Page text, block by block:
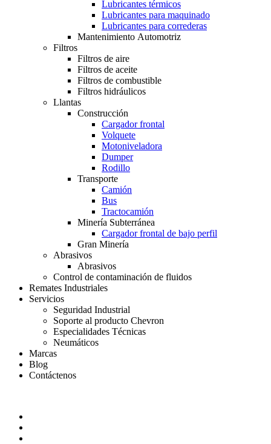
Lubricantes térmicos
Lubricantes para maquinado
Lubricantes para correderas
Mantenimiento Automotriz
Filtros
Filtros de aire
Filtros de aceite
Filtros de combustible
Filtros hidráulicos
Llantas
Construcción
Cargador frontal
Volquete
Motoniveladora
Dumper
Rodillo
Transporte
Camión
Bus
Tractocamión
Minería Subterránea
Cargador frontal de bajo perfil
Gran Minería
Abrasivos
Abrasivos
Control de contaminación de fluidos
Remates Industriales
Servicios
Seguridad Industrial
Soporte al producto Chevron
Especialidades Técnicas
Neumáticos
Marcas
Blog
Contáctenos